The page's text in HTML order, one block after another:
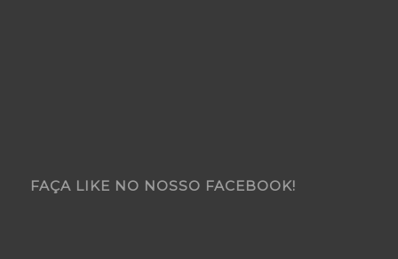
FAÇA LIKE NO NOSSO FACEBOOK!